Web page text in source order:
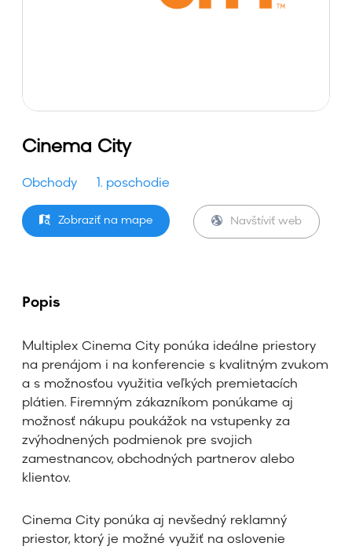
Cinema City
Obchody 1. poschodie
Zobraziť na mape Navštíviť web
Popis
Multiplex Cinema City ponúka ideálne priestory
na prenájom i na konferencie s kvalitným zvukom
a s možnosťou využitia veľkých premietacích
plátien. Firemným zákazníkom ponúkame aj
možnosť nákupu poukážok na vstupenky za
zvýhodnených podmienok pre svojich
zamestnancov, obchodných partnerov alebo
klientov.
Cinema City ponúka aj nevšedný reklamný
priestor, ktorý je možné využiť na oslovenie